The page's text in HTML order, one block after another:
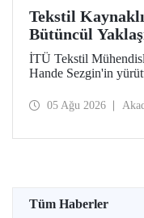
Tekstil
Bütüncül
Azaltım
TÜBİTAK
İTÜ Tekstil
Hande Sezgin'in
Koşullarına Bağlı
05 Ağu 2026
Tüm Haberler